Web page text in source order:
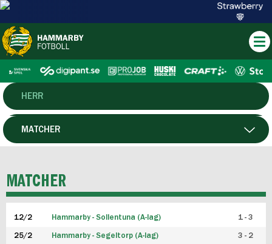
HERR
DAM
P19
F19
MATCHER
MATCHER
12/2 Hammarby - Sollentuna (A-lag) 1 - 3
25/2 Hammarby - Segeltorp (A-lag) 3 - 2